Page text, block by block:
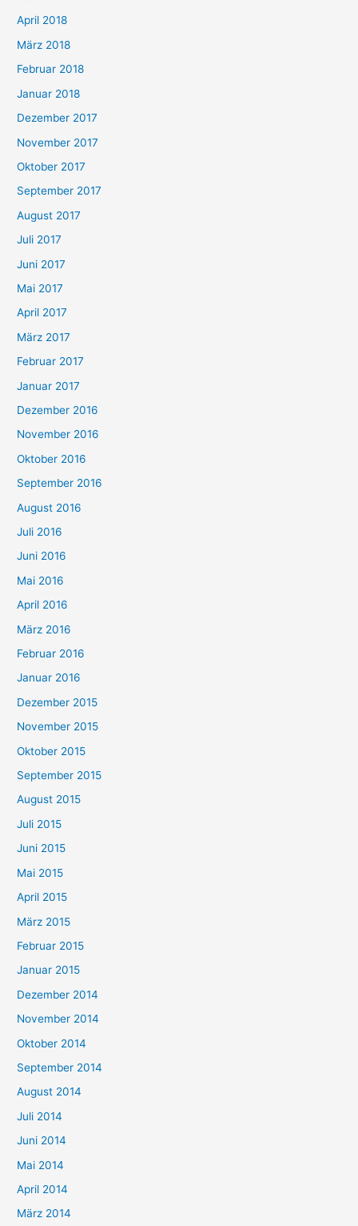
April 2018
März 2018
Februar 2018
Januar 2018
Dezember 2017
November 2017
Oktober 2017
September 2017
August 2017
Juli 2017
Juni 2017
Mai 2017
April 2017
März 2017
Februar 2017
Januar 2017
Dezember 2016
November 2016
Oktober 2016
September 2016
August 2016
Juli 2016
Juni 2016
Mai 2016
April 2016
März 2016
Februar 2016
Januar 2016
Dezember 2015
November 2015
Oktober 2015
September 2015
August 2015
Juli 2015
Juni 2015
Mai 2015
April 2015
März 2015
Februar 2015
Januar 2015
Dezember 2014
November 2014
Oktober 2014
September 2014
August 2014
Juli 2014
Juni 2014
Mai 2014
April 2014
März 2014